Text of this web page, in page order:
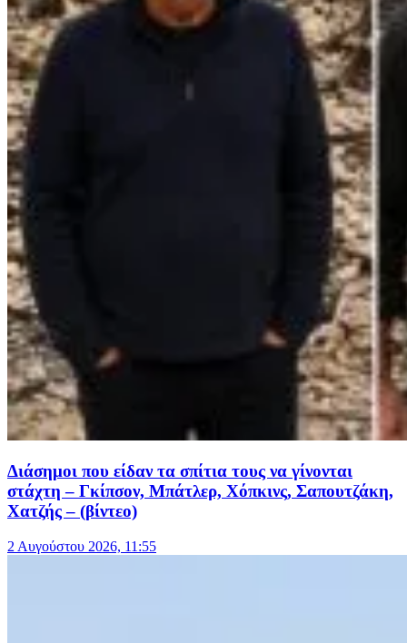
Διάσημοι που είδαν τα σπίτια τους να γίνονται
στάχτη – Γκίπσον, Μπάτλερ, Χόπκινς, Σαπουτζάκη,
Χατζής – (βίντεο)
2 Αυγούστου 2026, 11:55